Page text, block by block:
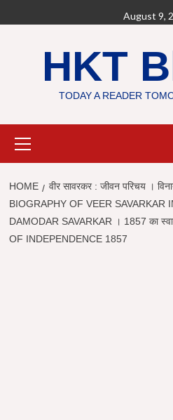
to
August 9,
HKT
TODAY A READER
Menu
HOME
वीर सावरकर : जीवन परिचय ।
BIOGRAPHY OF VEER SAVARKAR
DAMODAR SAVARKAR । 1857 का
OF INDEPENDENCE 1857